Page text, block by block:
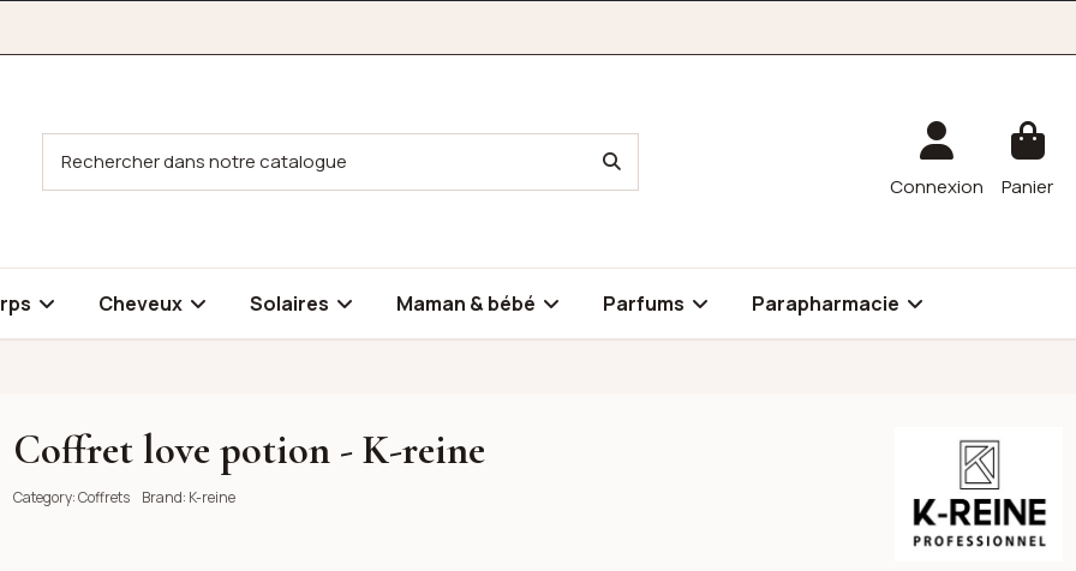
Connexion Panier
Cheveux Solaires Maman & bébé Parfums Parapharmacie
Coffret love potion - K-reine
Category:Coffrets Brand: K-reine